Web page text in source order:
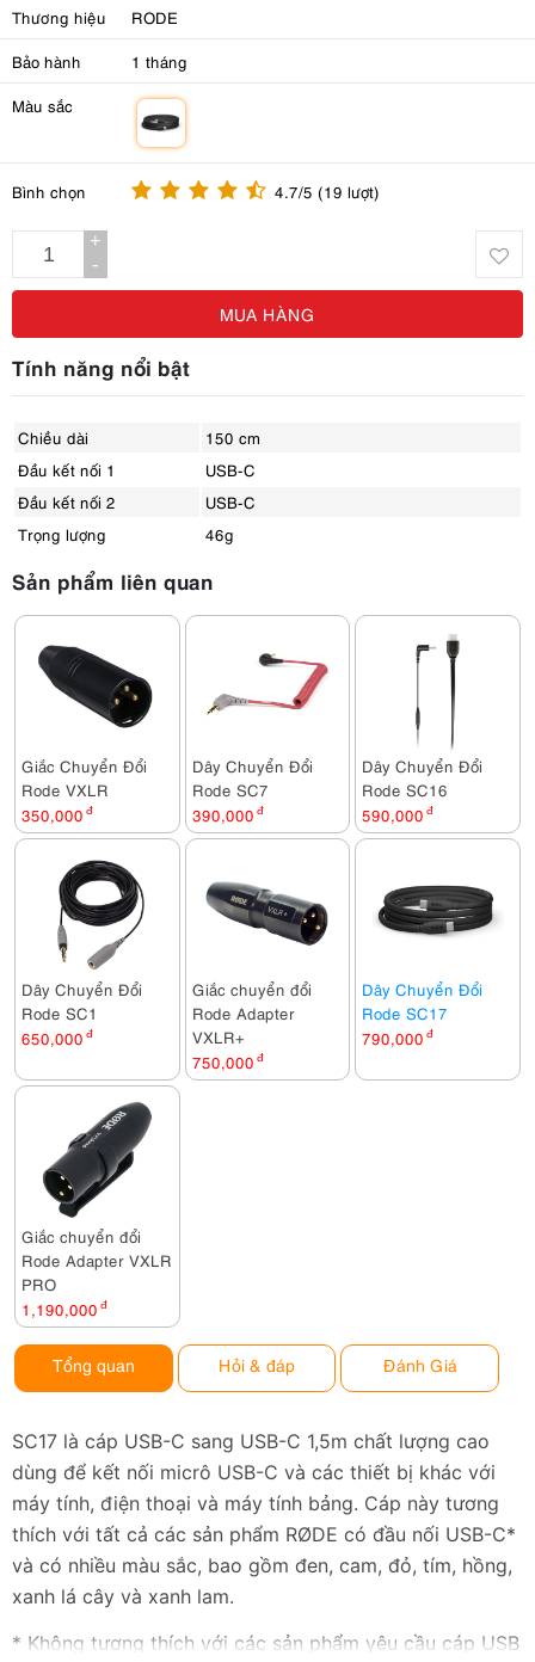
Thương hiệu RODE
Bảo hành 1 tháng
Màu sắc
Bình chọn 4.7/5 (19 lượt)
+
-
MUA HÀNG
Tính năng nổi bật
Chiều dài
150 cm
Đầu kết nối 1
USB-C
Đầu kết nối 2
USB-C
Trọng lượng
46g
Sản phẩm liên quan
Giắc Chuyển Đổi
Rode VXLR
350,000 đ
Dây Chuyển Đổi
Rode SC7
390,000 đ
Dây Chuyển Đổi
Rode SC16
590,000 đ
Dây Chuyển Đổi
Rode SC1
650,000 đ
Giắc chuyển đổi
Rode Adapter
VXLR+
750,000 đ
Dây Chuyển Đổi
Rode SC17
790,000 đ
Giắc chuyển đổi
Rode Adapter VXLR
PRO
1,190,000 đ
Tổng quan Hỏi & đáp Đánh Giá
SC17 là cáp USB-C sang USB-C 1,5m chất lượng cao
dùng để kết nối micrô USB-C và các thiết bị khác với
máy tính, điện thoại và máy tính bảng. Cáp này tương
thích với tất cả các sản phẩm RØDE có đầu nối USB-C*
và có nhiều màu sắc, bao gồm đen, cam, đỏ, tím, hồng,
xanh lá cây và xanh lam.
* Không tương thích với các sản phẩm yêu cầu cáp USB